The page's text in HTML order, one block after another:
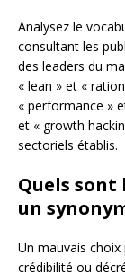
Analysez le
consultant les
des leaders du
« lean » et «
« performance »
et « growth
sectoriels établis.
Quels
un
Un mauvais
crédibilité ou